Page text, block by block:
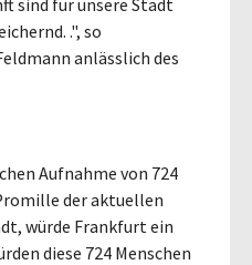
.", so
anlässlich des
Aufnahme von 724
der aktuellen
würde Frankfurt ein
diese 724 Menschen